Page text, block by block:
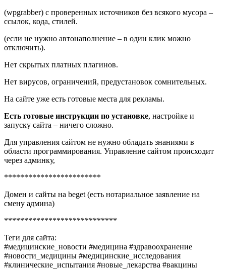
(wpgrabber) с проверенных источников без всякого мусора –
ссылок, кода, стилей.
(если не нужно автонаполнение – в один клик можно
отключить).
Нет скрытых платных плагинов.
Нет вирусов, ограничений, предустановок сомнительных.
На сайте уже есть готовые места для рекламы.
Есть готовые инструкции по установке, настройке и
запуску сайта – ничего сложно.
Для управления сайтом не нужно обладать знаниями в
области программирования. Управление сайтом происходит
через админку,
************************
Домен и сайты на beget (есть нотариальное заявление на
смену админа)
****************************
Теги для сайта:
#медицинские_новости #медицина #здравоохранение
#новости_медицины #медицинские_исследования
#клинические_испытания #новые_лекарства #вакцины